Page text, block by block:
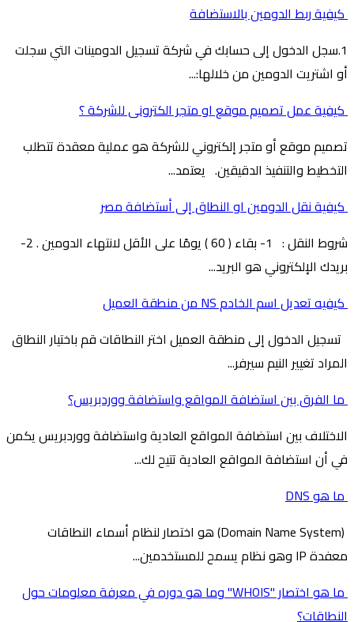
كيفية ربط الدومين بالاستضافة
1.سجل الدخول إلى حسابك في شركة تسجيل الدومينات التي سجلت
أو اشتريت الدومين من خلالها:...
كيفية عمل تصميم موقع او متجر الكترونى للشركة ؟
تصميم موقع أو متجر إلكتروني للشركة هو عملية معقدة تتطلب
التخطيط والتنفيذ الدقيقين. يعتمد...
كيفية نقل الدومين او النطاق إلى أستضافة مصر
شروط النقل : 1- بقاء ( 60 ) يومًا على الأقل لانتهاء الدومين . 2-
بريدك الإلكتروني هو البريد...
كيفيه تعديل اسم الخادم NS من منطقة العميل
تسجيل الدخول إلى منطقة العميل اختر النطاقات قم باختيار النطاق
المراد تغيير النيم سيرفر...
ما الفرق بين استضافة المواقع واستضافة ووردبريس؟
الاختلاف بين استضافة المواقع العادية واستضافة ووردبريس يكمن
في أن استضافة المواقع العادية تتيح لك...
ما هو DNS
(Domain Name System) هو اختصار لنظام أسماء النطاقات
معفدة IP وهو نظام يسمح للمستخدمين...
ما هو اختصار "WHOIS" وما هو دوره في معرفة معلومات حول
النطاقات؟